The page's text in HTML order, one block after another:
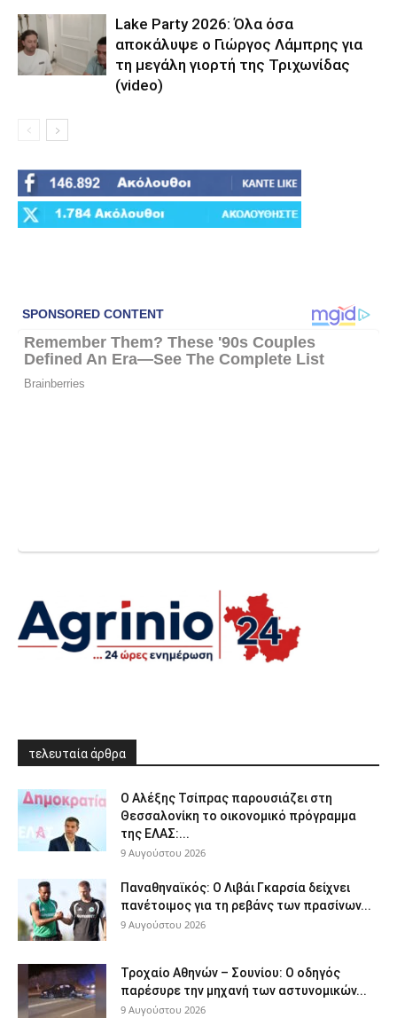
Lake Party 2026: Όλα όσα
αποκάλυψε ο Γιώργος Λάμπρης για
τη μεγάλη γιορτή της Τριχωνίδας
(video)
τελευταία άρθρα
Ο Αλέξης Τσίπρας παρουσιάζει στη
Θεσσαλονίκη το οικονομικό πρόγραμμα
της ΕΛΑΣ:...
9 Αυγούστου 2026
Παναθηναϊκός: Ο Λιβάι Γκαρσία δείχνει
πανέτοιμος για τη ρεβάνς των πρασίνων...
9 Αυγούστου 2026
Τροχαίο Αθηνών – Σουνίου: Ο οδηγός
παρέσυρε την μηχανή των αστυνομικών...
9 Αυγούστου 2026